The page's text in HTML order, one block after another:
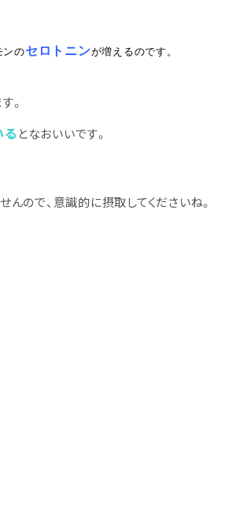
ンのセロトニンが増えるのです。
。
る となおいいです。
ので、意識的に摂取してくださいね。